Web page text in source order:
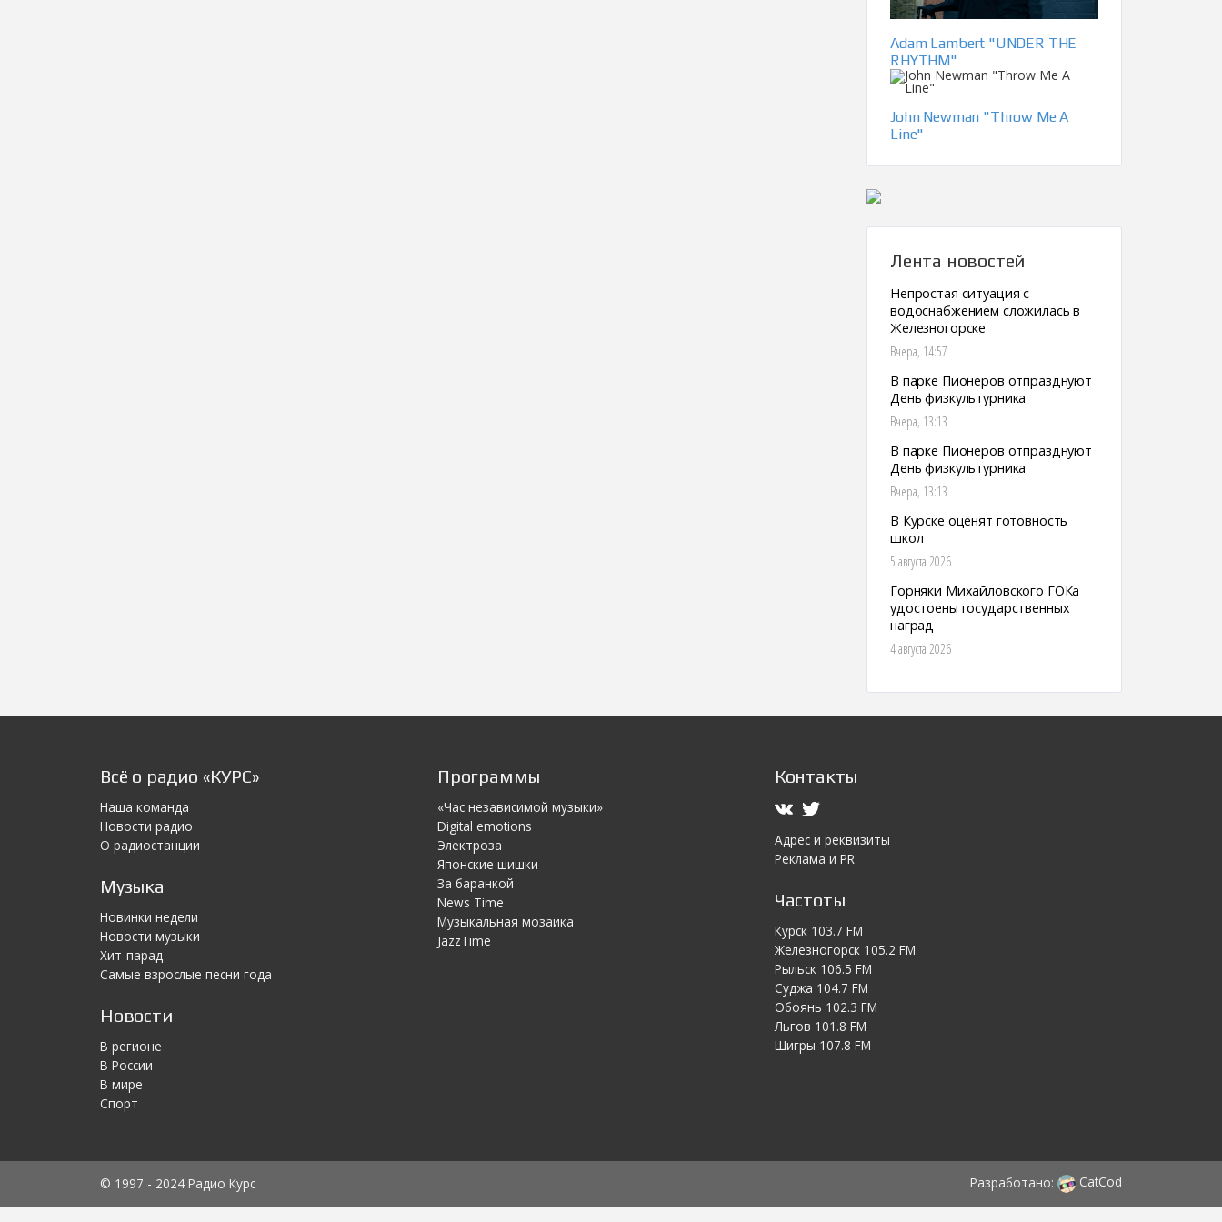
Adam Lambert "UNDER THE
RHYTHM"
John Newman "Throw Me A
Line"
Лента новостей
Непростая ситуация с
водоснабжением сложилась в
Железногорске
Вчера, 14:57
В парке Пионеров отпразднуют
День физкультурника
Вчера, 13:13
В парке Пионеров отпразднуют
День физкультурника
Вчера, 13:13
В Курске оценят готовность
школ
5 августа 2026
Горняки Михайловского ГОКа
удостоены государственных
наград
4 августа 2026
Всё о радио «КУРС»
Наша команда
Новости радио
О радиостанции
Музыка
Новинки недели
Новости музыки
Хит-парад
Самые взрослые песни года
Новости
В регионе
В России
В мире
Спорт
Программы
«Час независимой музыки»
Digital emotions
Электроза
Японскиe шишки
За баранкой
News Time
Музыкальная мозаика
JazzTime
Контакты
Адрес и реквизиты
Реклама и PR
Частоты
Курск 103.7 FM
Железногорск 105.2 FM
Рыльск 106.5 FM
Суджа 104.7 FM
Обоянь 102.3 FM
Льгов 101.8 FM
Щигры 107.8 FM
© 1997 - 2024 Радио Курс Разработано: CatCod